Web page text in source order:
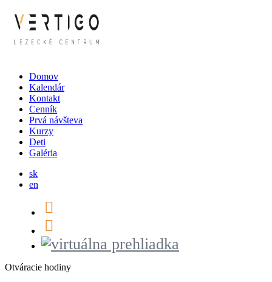
Domov
Kalendár
Kontakt
Cenník
Prvá návšteva
Kurzy
Deti
Galéria
sk
en
Otváracie hodiny